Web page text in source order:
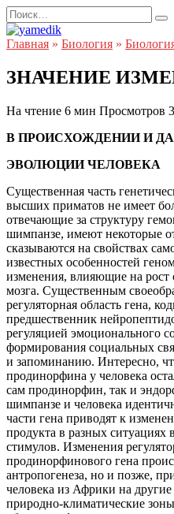
Перейти
к
содержанию
Search
for:
Главная » Биология »
ЗНАЧЕНИЕ
На чтение 6 мин Просмотров
В ПРОИСХОЖДЕНИИ И
ЭВОЛЮЦИИ ЧЕЛОВЕКА
Существенная часть
высших приматов не имеет
отвечающие за структуру
шимпанзе, имеют некоторые
сказываются на свойствах
известных особенностей
изменения, влияющие на рост
мозга. Существенным
регуляторная область гена,
предшественник
регуляцией эмоционального
формирования социальных
и запоминанию. Интересно,
продинорфина у человека
сам продинорфин, так и
шимпанзе и человека
части гена приводят к
продукта в разных ситуациях
стимулов. Изменения
продинорфинового гена
антропогенеза, но и позже,
человека из Африки на
природно-климатические